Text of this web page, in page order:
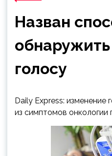
Назван
голосу
Daily Express: изменение
из симптомов онкологии